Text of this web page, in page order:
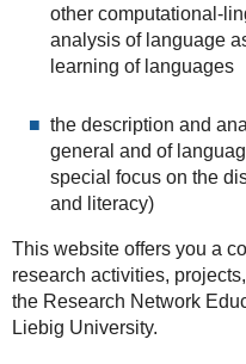
other computational-
analysis of language
learning of languages
the description and
general and of
special focus on the
and literacy)
This website offers you a
research activities,
the Research Network
Liebig University.